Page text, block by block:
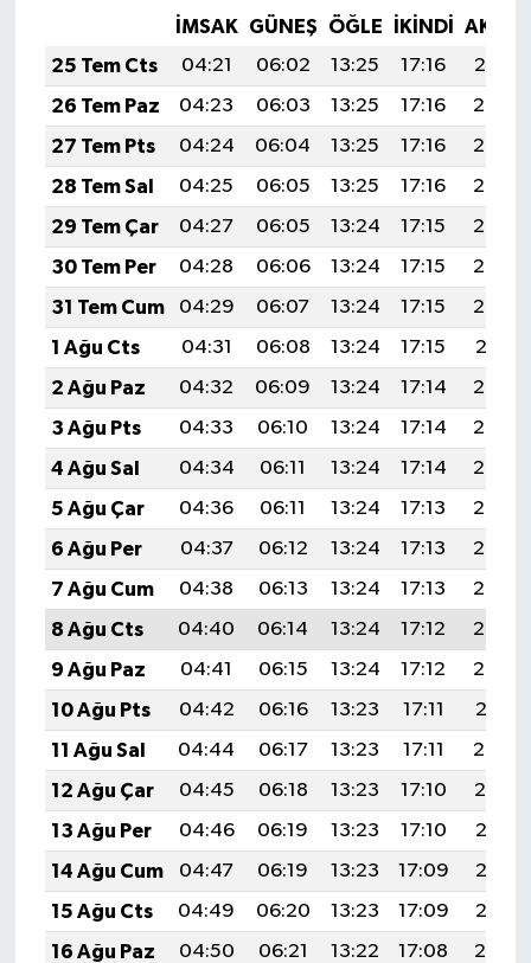
İMSAK GÜNEŞ ÖĞLE İKINDI
25 Tem Cts
04:21 06:02 13:25 17:16
20:37
26 Tem Paz
04:23 06:03 13:25 17:16
20:36
27 Tem Pts
04:24 06:04 13:25 17:16
20:35
28 Tem Sal
04:25 06:05 13:25 17:16
20:34
29 Tem Çar
04:27 06:05 13:24 17:15
20:34
30 Tem Per
04:28 06:06 13:24 17:15
20:33
31 Tem Cum
04:29 06:07 13:24 17:15
20:32
1 Ağu Cts
04:31 06:08 13:24 17:15
20:31
2 Ağu Paz
04:32 06:09 13:24 17:14
20:30
3 Ağu Pts
04:33 06:10 13:24 17:14
20:29
4 Ağu Sal
04:34 06:11 13:24 17:14
20:28
5 Ağu Çar
04:36 06:11 13:24 17:13
20:27
6 Ağu Per
04:37 06:12 13:24 17:13
20:26
7 Ağu Cum
04:38 06:13 13:24 17:13
20:24
8 Ağu Cts
04:40 06:14 13:24 17:12
20:23
9 Ağu Paz
04:41 06:15 13:24 17:12
20:22
10 Ağu Pts
04:42 06:16 13:23 17:11
20:21
11 Ağu Sal
04:44 06:17 13:23 17:11
20:20
12 Ağu Çar
04:45 06:18 13:23 17:10
20:19
13 Ağu Per
04:46 06:19 13:23 17:10
20:17
14 Ağu Cum
04:47 06:19 13:23 17:09
20:16
15 Ağu Cts
04:49 06:20 13:23 17:09
20:15
16 Ağu Paz
04:50 06:21 13:22 17:08
20:14